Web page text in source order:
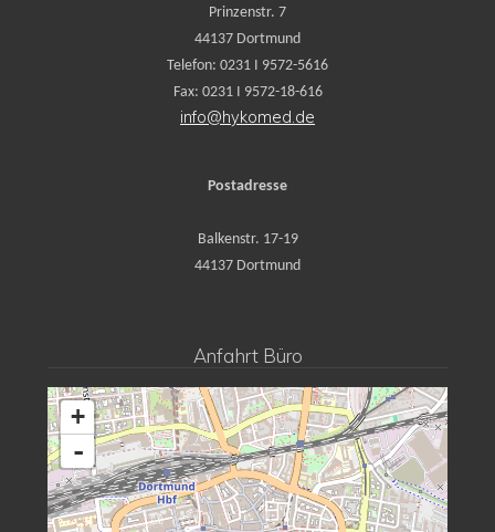
Prinzenstr. 7
44137 Dortmund
Telefon: 0231 I 9572-5616
Fax: 0231 I 9572-18-616
info@hykomed.de
Postadresse
Balkenstr. 17-19
44137 Dortmund
Anfahrt Büro
+
-